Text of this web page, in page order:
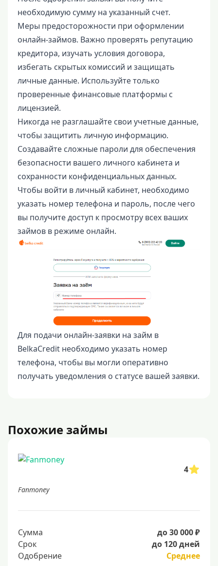
необходимую сумму на указанный счет.
Меры предосторожности при оформлении
онлайн-займов. Важно проверять репутацию
кредитора, изучать условия договора,
избегать скрытых комиссий и защищать
личные данные. Используйте только
проверенные финансовые платформы с
лицензией.
Никогда не разглашайте свои учетные данные,
чтобы защитить личную информацию.
Создавайте сложные пароли для обеспечения
безопасности вашего личного кабинета и
сохранности конфиденциальных данных.
Чтобы войти в личный кабинет, необходимо
указать номер телефона и пароль, после чего
вы получите доступ к просмотру всех ваших
займов в режиме онлайн.
Для подачи онлайн-заявки на займ в
BelkaCredit необходимо указать номер
телефона, чтобы вы могли оперативно
получать уведомления о статусе вашей заявки.
Похожие займы
4
Fanmoney
Сумма
до 30 000 ₽
Срок
до 120 дней
Одобрение
Среднее